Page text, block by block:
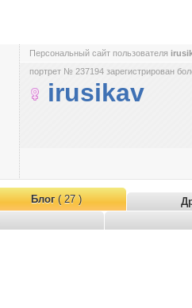
Персональный сайт пользователя
портрет № 237194 зарегистрирован
irusikav
Блог( 27 )